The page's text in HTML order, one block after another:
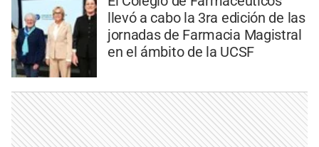
llevó a cabo la 3ra edición de las
jornadas de Farmacia Magistral
en el ámbito de la UCSF